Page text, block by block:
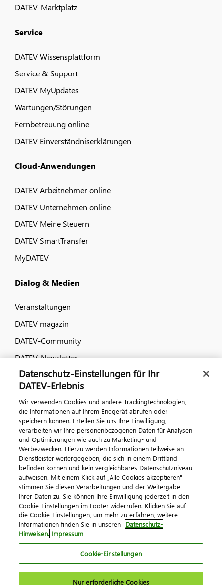
DATEV-Marktplatz
Service
DATEV Wissensplattform
Service & Support
DATEV MyUpdates
Wartungen/Störungen
Fernbetreuung online
DATEV Einverständniserklärungen
Cloud-Anwendungen
DATEV Arbeitnehmer online
DATEV Unternehmen online
DATEV Meine Steuern
DATEV SmartTransfer
MyDATEV
Dialog & Medien
Veranstaltungen
DATEV magazin
DATEV-Community
DATEV-Newsletter
Kontaktieren Sie uns
© 2026 DATEV eG
ImpressumDatenschutzAGB Kontakt
Cookie-Einstellungen
Datenschutz-Einstellungen für Ihr
DATEV-Erlebnis
Wir verwenden Cookies und andere Trackingtechnologien,
die Informationen auf Ihrem Endgerät abrufen oder
speichern können. Erteilen Sie uns Ihre Einwilligung,
verarbeiten wir Ihre personenbezogenen Daten für Analysen
und Optimierungen wie auch zu Marketing- und
Werbezwecken. Hierzu werden Informationen teilweise an
Dienstleister weitergegeben, die sich in einem Drittland
befinden können und kein vergleichbares Datenschutzniveau
aufweisen. Mit einem Klick auf „Alle Cookies akzeptieren"
stimmen Sie diesen Verarbeitungen und der Weitergabe
Ihrer Daten zu. Sie können Ihre Einwilligung jederzeit in den
Cookie-Einstellungen im Footer widerrufen. Klicken Sie auf
die Cookie-Einstellungen, um mehr zu erfahren, weitere
Informationen finden Sie in unseren Datenschutz-
Hinweisen. Impressum
Cookie-Einstellungen
Nur erforderliche Cookies